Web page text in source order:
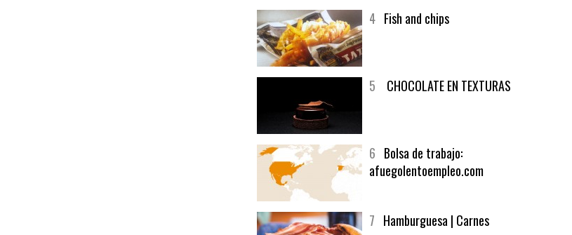
afuegolentoempleo.com